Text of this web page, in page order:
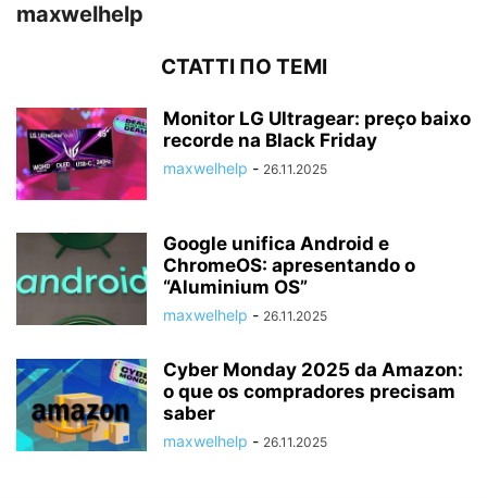
maxwelhelp
СТАТТІ ПО ТЕМІ
Monitor LG Ultragear: preço baixo
recorde na Black Friday
maxwelhelp - 26.11.2025
Google unifica Android e
ChromeOS: apresentando o
“Aluminium OS”
maxwelhelp - 26.11.2025
Cyber ​​Monday 2025 da Amazon:
o que os compradores precisam
saber
maxwelhelp - 26.11.2025